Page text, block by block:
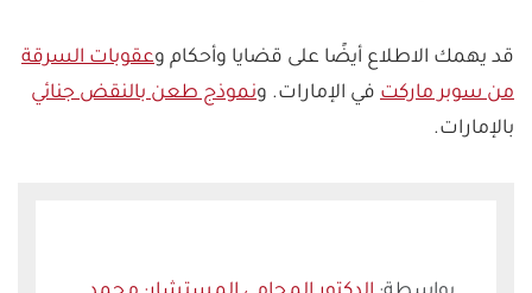
قد يهمك الاطلاع أيضًا على قضايا وأحكام وعقوبات السرقة
من سوبر ماركت في الإمارات. ونموذج طعن بالنقض جنائي
بالإمارات.